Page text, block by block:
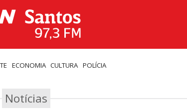
ECONOMIA CULTURA POLÍCIA
Notícias